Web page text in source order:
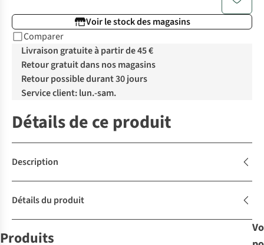
Voir le stock des magasins
Comparer
Livraison gratuite à partir de 45 €
Retour gratuit dans nos magasins
Retour possible durant 30 jours
Service client: lun.-sam.
Détails de ce produit
Description
Détails du produit
Produits